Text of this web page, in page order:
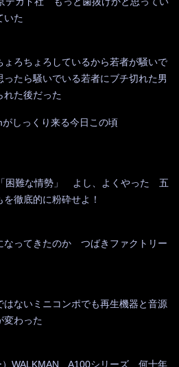
いた
ょろちょろしているから若者が騒いで
ったら騒いでいる若者にブチ切れた男
れた後だった
しっくり来る今日この頃
困難な情勢」 よし、よくやった 五
徹底的に粉砕せよ！
なってきたのか つばきファクトリー
はないミニコンポでも再生機器と音源
変わった
）WALKMAN A100シリーズ 何十年